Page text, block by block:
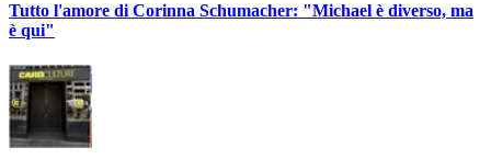
Tutto l'amore di Corinna Schumacher: "Michael è diverso, ma
è qui"